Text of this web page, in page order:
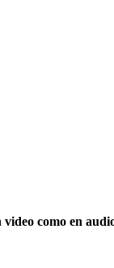
como en